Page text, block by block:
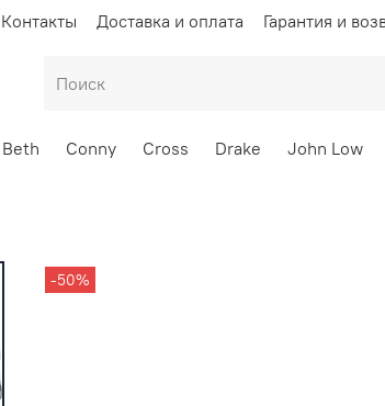
Контакты Доставка и оплата Гарантия и
Beth Conny Cross Drake John Low
-50%